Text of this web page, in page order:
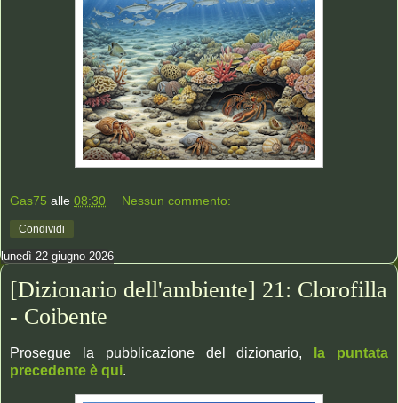
Gas75 alle 08:30 Nessun commento:
Condividi
lunedì 22 giugno 2026
[Dizionario dell'ambiente] 21: Clorofilla
- Coibente
Prosegue la pubblicazione del dizionario,
la puntata
precedente è qui.